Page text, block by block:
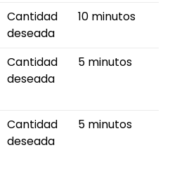
Cantidad
deseada
10 minutos
Cantidad
deseada
5 minutos
Cantidad
deseada
5 minutos